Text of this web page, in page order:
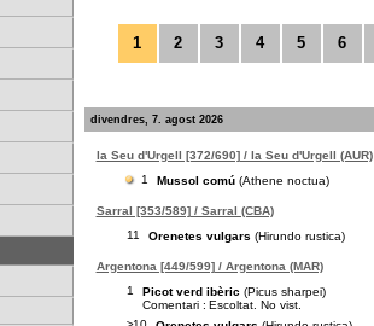
1 2 3 4 5 6
divendres, 7. agost 2026
la Seu d'Urgell [372/690] / la Seu d'Urgell (AUR)
1
Mussol comú (Athene noctua)
Sarral [353/589] / Sarral (CBA)
11
Orenetes vulgars (Hirundo rustica)
Argentona [449/599] / Argentona (MAR)
1
Picot verd ibèric (Picus sharpei)
Comentari : Escoltat. No vist.